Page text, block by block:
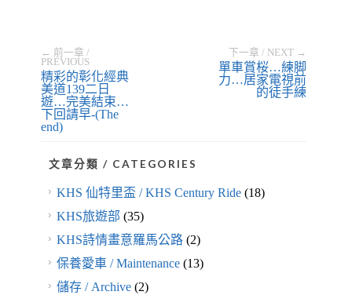
← 前一章 /
PREVIOUS
精彩的彰化經典
美道139二日
遊…完美結束…
下回請早-(The
end)
下一章 / NEXT →
單車賞桜…練脚
力…居家電視前
的徒手練
文章分類 / CATEGORIES
KHS 仙特里盃 / KHS Century Ride(18)
KHS旅遊部 (35)
KHS詩情畫意羅馬公路(2)
保養愛車 / Maintenance(13)
儲存 / Archive(2)